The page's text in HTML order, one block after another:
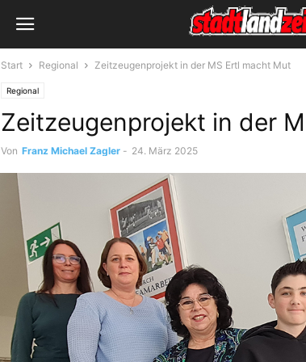
Start Regional Zeitzeugenprojekt in der MS Ertl macht Mut
Regional
Zeitzeugenprojekt in der
Von Franz Michael Zagler - 24. März 2025